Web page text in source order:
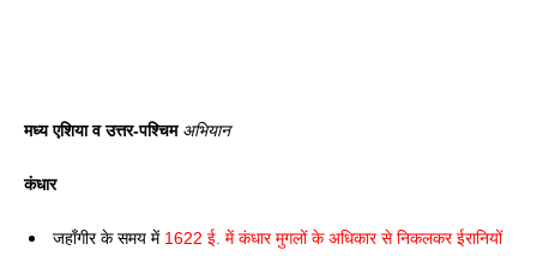
मध्य एशिया व उत्तर-पश्चिम अभियान
कंधार
जहाँगीर के समय में 1622 ई. में कंधार मुगलों के अधिकार से निकलकर ईरानियों